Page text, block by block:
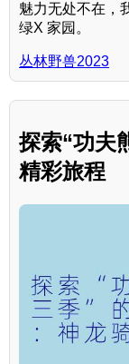
魅力无处不在，
绿X 家园。
丛林野兽2023
探索“功夫
精彩旅程